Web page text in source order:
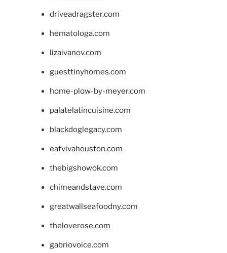
driveadragster.com
hematologa.com
lizaivanov.com
guesttinyhomes.com
home-plow-by-meyer.com
palatelatincuisine.com
blackdoglegacy.com
eatvivahouston.com
thebigshowok.com
chimeandstave.com
greatwallseafoodny.com
theloverose.com
gabriovoice.com